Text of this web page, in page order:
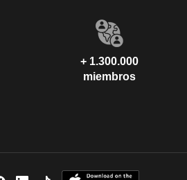
+ 1.300.000
miembros